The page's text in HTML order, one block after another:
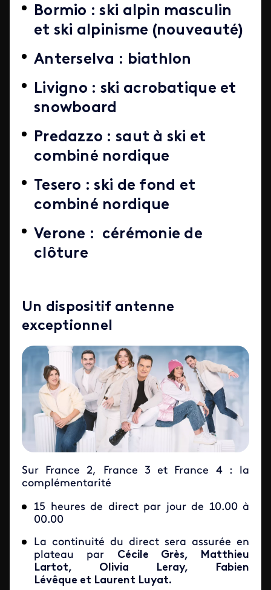
Bormio : ski alpin masculin
et ski alpinisme (nouveauté)
Anterselva : biathlon
Livigno : ski acrobatique et
snowboard
Predazzo : saut à ski et
combiné nordique
Tesero : ski de fond et
combiné nordique
Verone : cérémonie de
clôture
Un dispositif antenne
exceptionnel
Sur France 2, France 3 et France 4 : la
complémentarité
15 heures de direct par jour de 10.00 à
00.00
La continuité du direct sera assurée en
plateau par Cécile Grès, Matthieu
Lartot, Olivia Leray, Fabien
Lévêque et Laurent Luyat.